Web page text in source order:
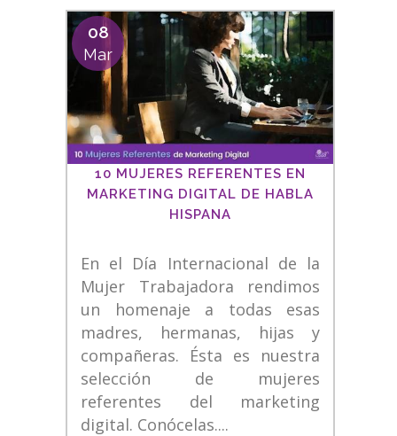
08
Mar
10 MUJERES REFERENTES EN
MARKETING DIGITAL DE HABLA
HISPANA
En el Día Internacional de la
Mujer Trabajadora rendimos
un homenaje a todas esas
madres, hermanas, hijas y
compañeras. Ésta es nuestra
selección de mujeres
referentes del marketing
digital. Conócelas....